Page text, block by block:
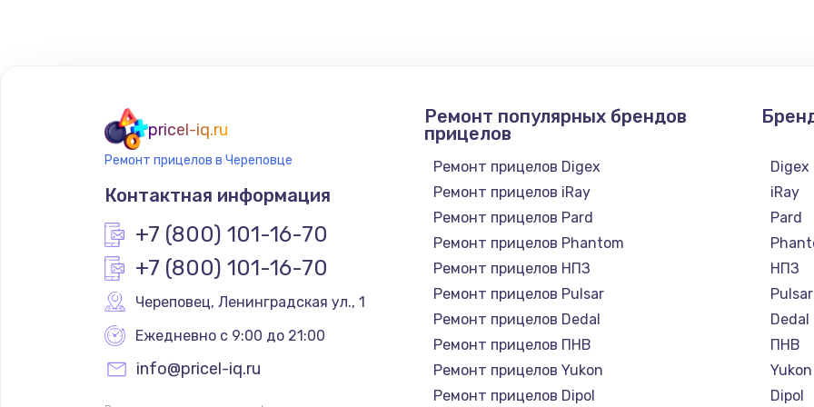
Замена системной платы 1500 руб.
2500 руб.
Замена электроконфорки 1300 руб.
Техобслуживание
Установка / подключение / демонтаж
Прошивка
pricel-iq.ru
Ремонт прицелов в Череповце
Контактная информация
+7 (800) 101-16-70
+7 (800) 101-16-70
Череповец, Ленинградская ул., 1
Ежедневно с 9:00 до 21:00
info@pricel-iq.ru
Ремонт популярных брендов
прицелов
Ремонт прицелов Digex
Ремонт прицелов iRay
Ремонт прицелов Pard
Ремонт прицелов Phantom
Ремонт прицелов НПЗ
Ремонт прицелов Pulsar
Ремонт прицелов Dedal
Ремонт прицелов ПНВ
Ремонт прицелов Yukon
Ремонт прицелов Dipol
Digex
iRay
Pard
НПЗ
Pulsar
Dedal
ПНВ
Yukon
Dipol